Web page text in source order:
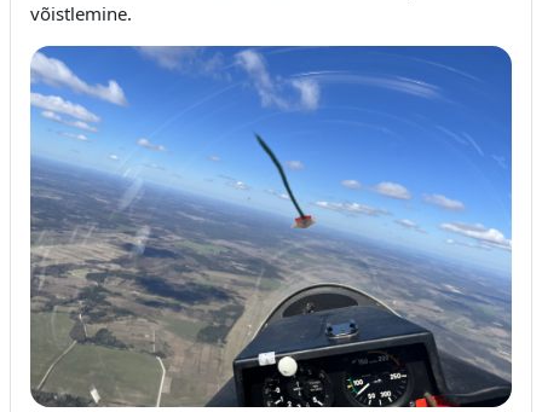
võistlemine.